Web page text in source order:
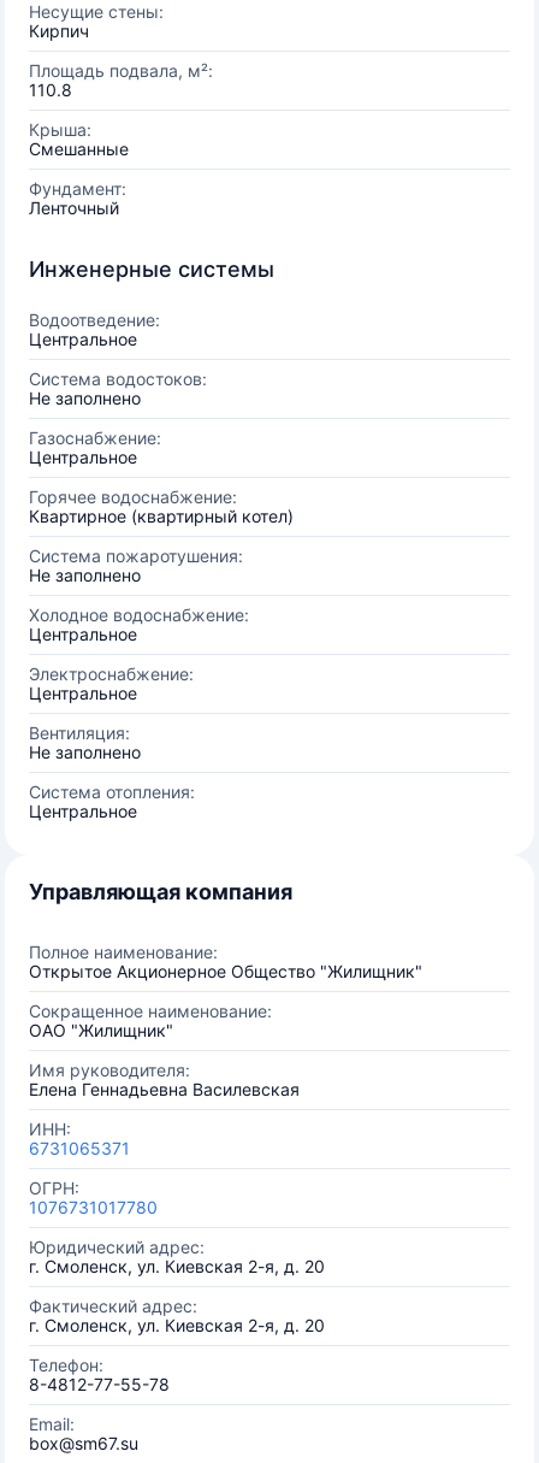
Несущие стены:
Кирпич
Площадь подвала, м²:
110.8
Крыша:
Смешанные
Фундамент:
Ленточный
Инженерные системы
Водоотведение:
Центральное
Система водостоков:
Не заполнено
Газоснабжение:
Центральное
Горячее водоснабжение:
Квартирное (квартирный котел)
Система пожаротушения:
Не заполнено
Холодное водоснабжение:
Центральное
Электроснабжение:
Центральное
Вентиляция:
Не заполнено
Система отопления:
Центральное
Управляющая компания
Полное наименование:
Открытое Акционерное Общество "Жилищник"
Сокращенное наименование:
ОАО "Жилищник"
Имя руководителя:
Елена Геннадьевна Василевская
ИНН:
6731065371
ОГРН:
1076731017780
Юридический адрес:
г. Смоленск, ул. Киевская 2-я, д. 20
Фактический адрес:
г. Смоленск, ул. Киевская 2-я, д. 20
Телефон:
8-4812-77-55-78
Email:
box@sm67.su